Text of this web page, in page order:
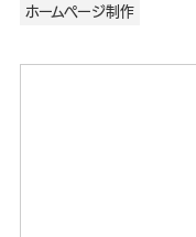
ホームページ制作